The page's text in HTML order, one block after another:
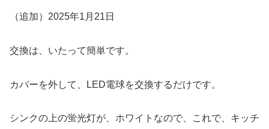
（追加）2025年1月21日
交換は、いたって簡単です。
カバーを外して、LED電球を交換するだけです。
シンクの上の蛍光灯が、ホワイトなので、これで、キッチ